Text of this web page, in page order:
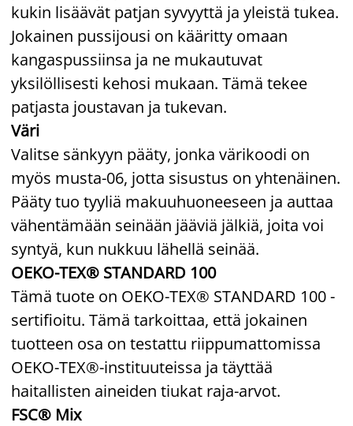
kukin lisäävät patjan syvyyttä ja yleistä tukea.
Jokainen pussijousi on kääritty omaan
kangaspussiinsa ja ne mukautuvat
yksilöllisesti kehosi mukaan. Tämä tekee
patjasta joustavan ja tukevan.
Väri
Valitse sänkyyn pääty, jonka värikoodi on
myös musta-06, jotta sisustus on yhtenäinen.
Pääty tuo tyyliä makuuhuoneeseen ja auttaa
vähentämään seinään jääviä jälkiä, joita voi
syntyä, kun nukkuu lähellä seinää.
OEKO-TEX® STANDARD 100
Tämä tuote on OEKO-TEX® STANDARD 100 -
sertifioitu. Tämä tarkoittaa, että jokainen
tuotteen osa on testattu riippumattomissa
OEKO-TEX®-instituuteissa ja täyttää
haitallisten aineiden tiukat raja-arvot.
FSC® Mix